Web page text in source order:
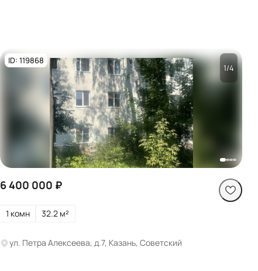
Посмотреть все
фото
ID: 119868
1/4
6 400 000 ₽
1 комн 32.2 м²
ул. Петра Алексеева, д.7, Казань, Советский